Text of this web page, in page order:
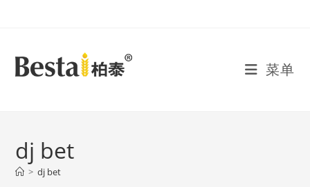
菜单
dj bet
> dj bet